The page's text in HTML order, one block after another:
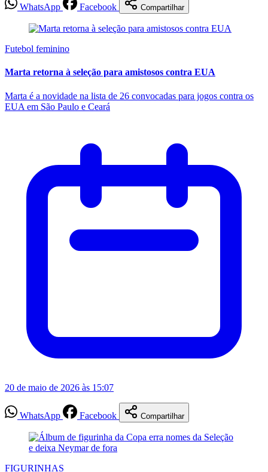
WhatsApp Facebook Compartilhar
Futebol feminino
Marta retorna à seleção para amistosos contra EUA
Marta é a novidade na lista de 26 convocadas para jogos contra os
EUA em São Paulo e Ceará
20 de maio de 2026 às 15:07
WhatsApp Facebook Compartilhar
FIGURINHAS